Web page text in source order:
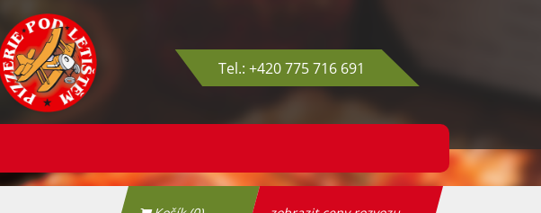
Tel.: +420 775 716 691